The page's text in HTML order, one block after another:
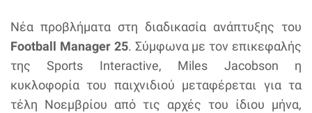
Νέα προβλήματα στη διαδικασία ανάπτυξης του
Football Manager 25. Σύμφωνα με τον επικεφαλής
της Sports Interactive, Miles Jacobson η
κυκλοφορία του παιχνιδιού μεταφέρεται για τα
τέλη Νοεμβρίου από τις αρχές του ίδιου μήνα,